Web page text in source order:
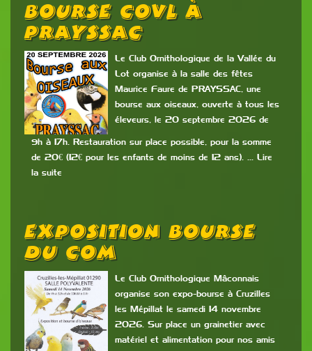
Bourse COVL À
PRAYSSAC
Le Club Ornithologique de la Vallée du
Lot organise à la salle des fêtes
Maurice Faure de PRAYSSAC, une
bourse aux oiseaux, ouverte à tous les
éleveurs, le 20 septembre 2026 de
9h à 17h. Restauration sur place possible, pour la somme
de 20€ (12€ pour les enfants de moins de 12 ans). … Lire
la suite
Exposition Bourse
Du COM
Le Club Ornithologique Mâconnais
organise son expo-bourse à Cruzilles
les Mépillat le samedi 14 novembre
2026. Sur place un grainetier avec
matériel et alimentation pour nos amis